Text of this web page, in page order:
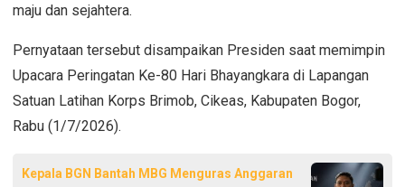
maju dan sejahtera.
Pernyataan tersebut disampaikan Presiden saat memimpin
Upacara Peringatan Ke-80 Hari Bhayangkara di Lapangan
Satuan Latihan Korps Brimob, Cikeas, Kabupaten Bogor,
Rabu (1/7/2026).
Kepala BGN Bantah MBG Menguras Anggaran